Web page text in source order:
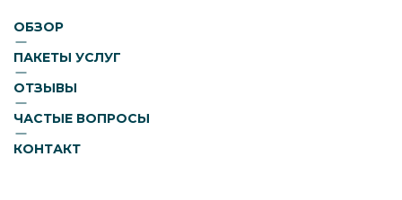
ОБЗОР
ПАКЕТЫ УСЛУГ
ОТЗЫВЫ
ЧАСТЫЕ ВОПРОСЫ
КОНТАКТ